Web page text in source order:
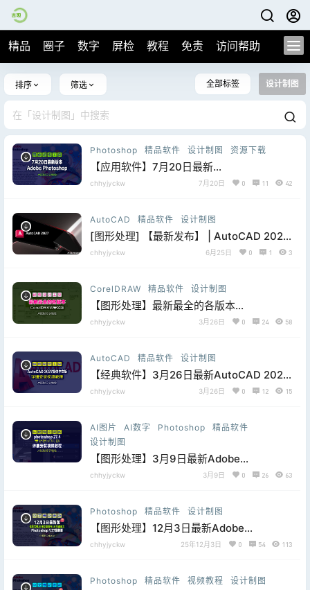
精品 圈子 数字 屏检 教程 免责 访问帮助
排序 筛选 全部标签 设计制图
Photoshop 精品软件 设计制图 资源下载
【应用软件】7月20日最新
Adobe.Photoshop.2026.27.8多语言直装
chhyjyckw 7月20日 0 11 42
AutoCAD 精品软件 设计制图
[图形处理] 【最新发布】 | AutoCAD 2027
全系列 官方正版激.活
chhyjyckw 6月25日 0 1 3
CorelDRAW 精品软件 设计制图
【图形处理】最新最全的各版本
CorelDRAW一键安装版：X8-
chhyjyckw 3月26日 0 24 58
AutoCAD 精品软件 设计制图
【经典软件】3月26日最新AutoCAD 2027
简体中文版，附详细的破解安装方法和补丁
chhyjyckw 3月26日 0 12 15
AI图片 AI数字 Photoshop
精品软件
设计制图
【图形处理】3月9日最新Adobe
Photoshop 2026v27.4，保留完整AI神经
chhyjyckw 3月9日 0 26 63
Photoshop 精品软件 设计制图
【图形处理】12月3日最新Adobe
Photoshop 2026 （PS2026）
chhyjyckw 25年12月3日 0 54 113
Photoshop 精品软件 视频教程 设计制图